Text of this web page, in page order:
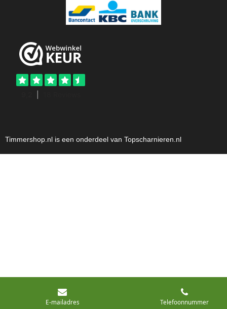
Timmershop.nl is een onderdeel van Topscharnieren.nl
E-mailadres Telefoonnummer